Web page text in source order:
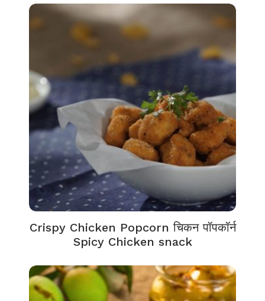
Crispy Chicken Popcorn चिकन पॉपकॉर्न
Spicy Chicken snack